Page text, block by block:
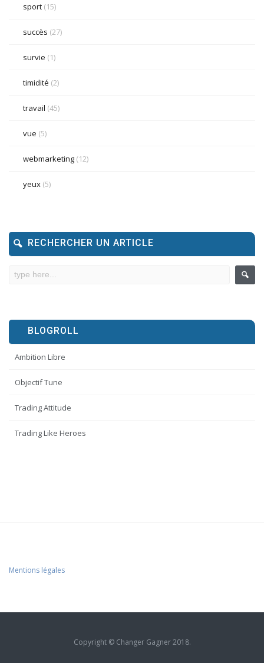
sport (15)
succès (27)
survie (1)
timidité (2)
travail (45)
vue (5)
webmarketing (12)
yeux (5)
RECHERCHER UN ARTICLE
BLOGROLL
Ambition Libre
Objectif Tune
Trading Attitude
Trading Like Heroes
Mentions légales
Copyright © Changer Gagner 2018.